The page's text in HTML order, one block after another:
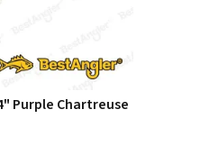
Purple Chartreuse